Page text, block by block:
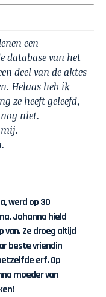
een
database van het
deel van de aktes
Helaas heb ik
ze heeft geleefd,
niet.
werd op 30
Johanna hield
van. Ze droeg altijd
beste vriendin
erf. Op
moeder van